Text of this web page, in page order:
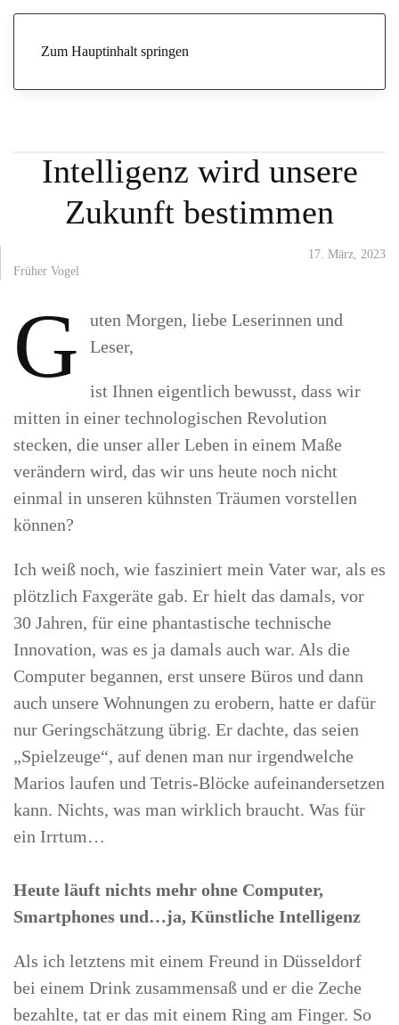
Zum Hauptinhalt springen
Intelligenz wird unsere Zukunft bestimmen
Intelligenz wird unsere
Zukunft bestimmen
17. März, 2023
Früher Vogel
G
uten Morgen, liebe Leserinnen und
Leser,
ist Ihnen eigentlich bewusst, dass wir
mitten in einer technologischen Revolution
stecken, die unser aller Leben in einem Maße
verändern wird, das wir uns heute noch nicht
einmal in unseren kühnsten Träumen vorstellen
können?
Ich weiß noch, wie fasziniert mein Vater war, als es
plötzlich Faxgeräte gab. Er hielt das damals, vor
30 Jahren, für eine phantastische technische
Innovation, was es ja damals auch war. Als die
Computer begannen, erst unsere Büros und dann
auch unsere Wohnungen zu erobern, hatte er dafür
nur Geringschätzung übrig. Er dachte, das seien
„Spielzeuge“, auf denen man nur irgendwelche
Marios laufen und Tetris-Blöcke aufeinandersetzen
kann. Nichts, was man wirklich braucht. Was für
ein Irrtum…
Heute läuft nichts mehr ohne Computer,
Smartphones und…ja, Künstliche Intelligenz
Als ich letztens mit einem Freund in Düsseldorf
bei einem Drink zusammensaß und er die Zeche
bezahlte, tat er das mit einem Ring am Finger. So